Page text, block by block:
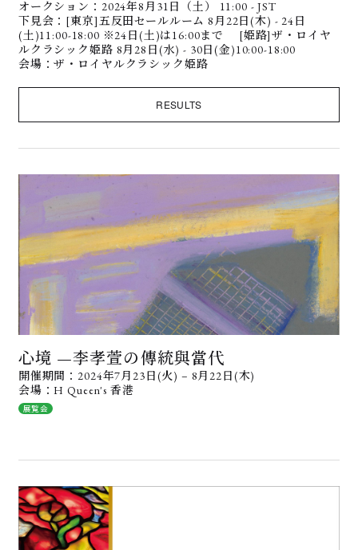
オークション：2024年8月31日（土） 11:00 - JST
下見会：[東京]五反田セールルーム 8月22日(木) - 24日
(土)11:00-18:00 ※24日(土)は16:00まで [姫路]ザ・ロイヤ
ルクラシック姫路 8月28日(水) - 30日(金)10:00-18:00
会場：ザ・ロイヤルクラシック姫路
RESULTS
心境 —李孝萱の傳統與當代
開催期間：2024年7月23日(火) – 8月22日(木)
会場：H Queen's 香港
展覧会